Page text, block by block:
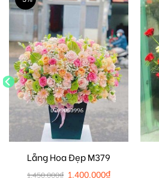
Lẵng Hoa Đẹp M379
1.450.000₫ 1.400.000₫